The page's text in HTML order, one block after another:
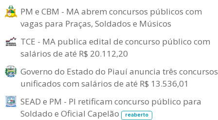
PM e CBM - MA abrem concursos públicos com
vagas para Praças, Soldados e Músicos
TCE - MA publica edital de concurso público com
salários de até R$ 20.112,20
Governo do Estado do Piauí anuncia três concursos
unificados com salários de até R$ 13.536,01
SEAD e PM - PI retificam concurso público para
Soldado e Oficial Capelão
reaberto